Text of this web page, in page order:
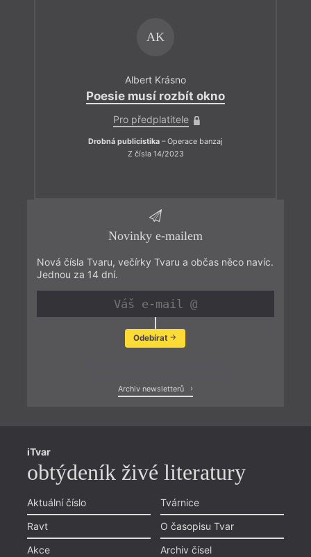
AK
Albert Krásno
Poesie musí rozbít okno
Pro předplatitele
Drobná publicistika – Operace banzaj
Z čísla 14/2023
Novinky e-mailem
Nová čísla Tvaru, večírky Tvaru a občas něco navíc.
Jednou za 14 dní.
Odebírat
Archiv newsletterů
iTvar
obtýdeník živé literatury
Aktuální číslo
Ravt
Akce
Tvárnice
O časopisu Tvar
Archiv čísel